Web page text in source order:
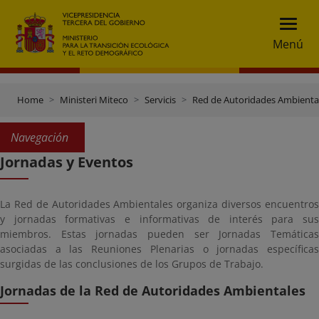
Menú
Home Ministeri Miteco Servicis Red de Autoridades
Navegación
Jornadas y Eventos
La Red de Autoridades Ambientales organiza diversos encuentros
y jornadas formativas e informativas de interés para sus
miembros. Estas jornadas pueden ser Jornadas Temáticas
asociadas a las Reuniones Plenarias o jornadas específicas
surgidas de las conclusiones de los Grupos de Trabajo.
Jornadas de la Red de Autoridades Ambientales